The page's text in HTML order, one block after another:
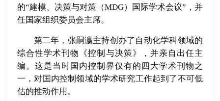
的“建模、决策与对策（MDG）国际学术会议”，并
任国家组织委员会主席。
第二年，张嗣瀛主持创办了自动化学科领域的
综合性学术刊物《控制与决策》，并亲自出任主
编。这是当时国内控制界仅有的四大学术刊物之
一，对国内控制领域的学术研究工作起到了不可低
估的推动作用。